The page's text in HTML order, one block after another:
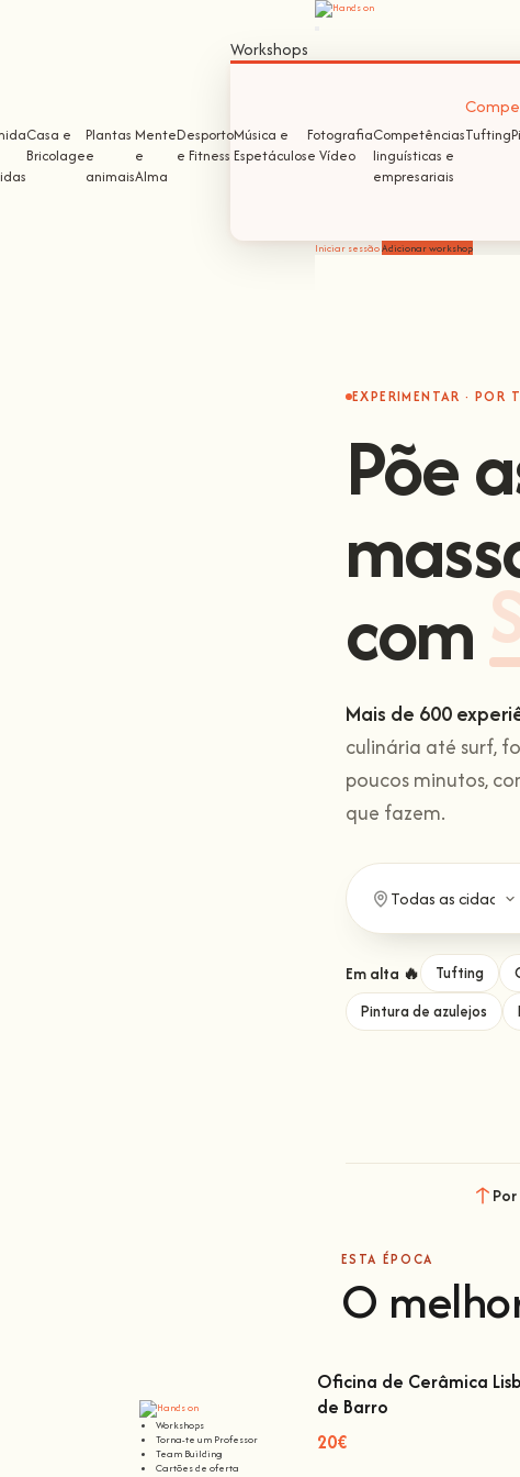
Workshops
Torna-te um Professor
Team Building
Cartões de oferta
Workshops
Casa e
Bricolage
Plantas
e
animais
Mente
e
Alma
Desporto
e Fitness
Música e
Espetáculos
Fotografia
e Vídeo
Competências
linguísticas e
empresariais
Tufting
Iniciar sessãoAdicionar workshop
EXPERIMENTAR · POR
Põe
com
Mais de 600
culinária até surf,
poucos minutos,
que fazem.
Em alta 🔥 Tufting
Pintura de azulejos
ESTA ÉPOCA
O
Oficina de Cerâmica
Oficina de Cerâmica
de Barro
20€